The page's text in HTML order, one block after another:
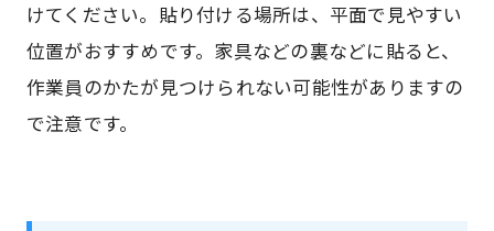
けてください。貼り付ける場所は、平面で見やすい
位置がおすすめです。家具などの裏などに貼ると、
作業員のかたが見つけられない可能性がありますの
で注意です。